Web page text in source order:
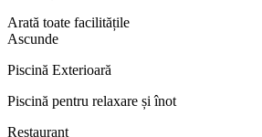
Arată toate facilitățile
Ascunde
Piscină Exterioară
Piscină pentru relaxare și înot
Restaurant